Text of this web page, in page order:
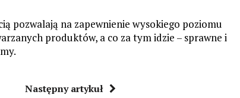
pozwalają na zapewnienie wysokiego poziomu
produktów, a co za tym idzie – sprawne i
Następny artykuł